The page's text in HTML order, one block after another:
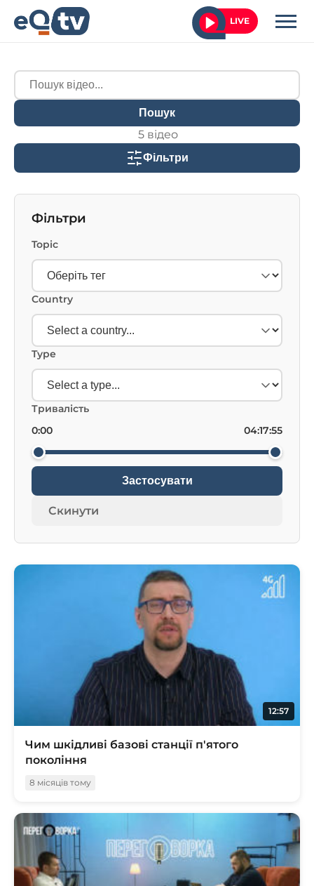
LIVE
Пошук
5 відео
Фільтри
Фільтри
Topic
Country
Type
Тривалість
0:00
04:17:55
Застосувати
Скинути
12:57
Чим шкідливі базові станції п'ятого
покоління
8 місяців тому